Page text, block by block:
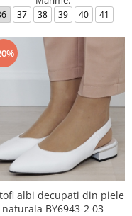
37 38 39 40 41
albi decupati din piele
naturala BY6943-2 03